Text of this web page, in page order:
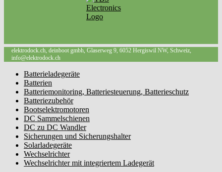
elektrodock.ch, deinboot gmbh, Glaserweg 9, 6052 Hergiswil NW, Schweiz,
info@elektrodock.ch
Batterieladegeräte
Batterien
Batteriemonitoring, Batteriesteuerung, Batterieschutz
Batteriezubehör
Bootselektromotoren
DC Sammelschienen
DC zu DC Wandler
Sicherungen und Sicherungshalter
Solarladegeräte
Wechselrichter
Wechselrichter mit integriertem Ladegerät